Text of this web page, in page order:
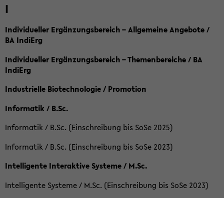
I
Individueller Ergänzungsbereich – Allgemeine Angebote /
BA IndiErg
Individueller Ergänzungsbereich – Themenbereiche / BA
IndiErg
Industrielle Biotechnologie / Promotion
Informatik / B.Sc.
Informatik / B.Sc. (Einschreibung bis SoSe 2025)
Informatik / B.Sc. (Einschreibung bis SoSe 2023)
Intelligente Interaktive Systeme / M.Sc.
Intelligente Systeme / M.Sc. (Einschreibung bis SoSe 2023)